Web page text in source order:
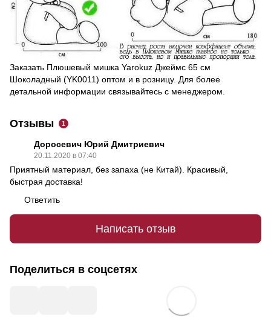
Заказать Плюшевый мишка Yarokuz Джеймс 65 см
Шоколадный (YK0011) оптом и в розницу. Для более
детальной информации связывайтесь с менеджером.
Отзывы 1
Доросевич Юрий Дмитриевич
20.11.2020 в 07:40
Приятный материал, без запаха (не Китай). Красивый,
быстрая доставка!
Ответить
Написать отзыв
Поделиться в соцсетях